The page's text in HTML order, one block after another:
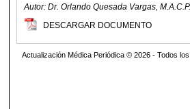
Autor: Dr. Orlando Quesada Vargas, M.A.C.P.
DESCARGAR DOCUMENTO
Actualización Médica Periódica © 2026 - Todos